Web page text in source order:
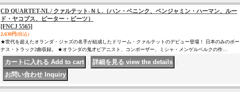
CD QUARTET-NL / クァルテット-ＮＬ.（ハン・ベニンク、ベンジャミン・ハーマン、ルー
ド・ヤコブス、ピーター・ビーツ）
[FNCJ 5565]
2,630円(税込)
★世代を超えたオランダ・ジャズの名手が結成したドリーム・クァルテットのデビュー登場！ 日本のみのボー
ナス・トラック2曲収録。 ★オランダの鬼才ピアニスト、コンポーザー、ミシャ・メンゲルベルクの作…